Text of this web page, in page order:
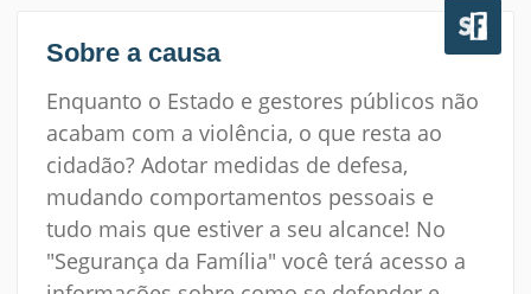
Sobre a causa
Enquanto o Estado e gestores públicos não
acabam com a violência, o que resta ao
cidadão? Adotar medidas de defesa,
mudando comportamentos pessoais e
tudo mais que estiver a seu alcance! No
"Segurança da Família" você terá acesso a